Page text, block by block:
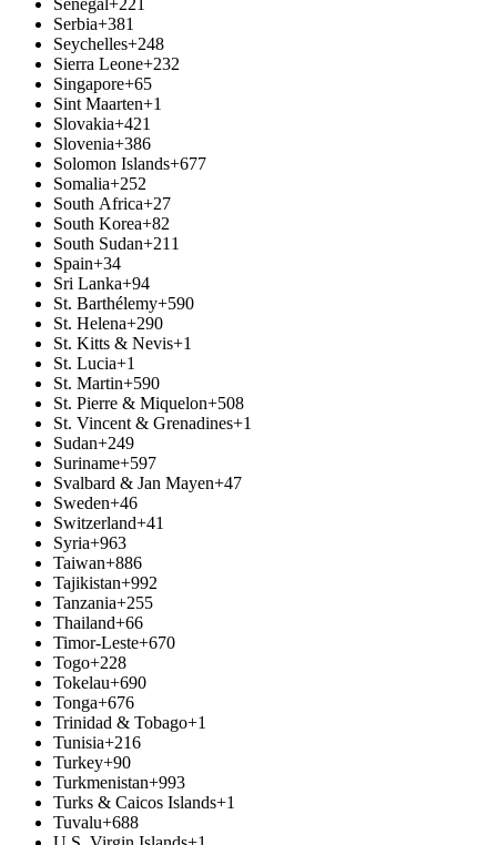
Serbia+381
Seychelles+248
Sierra Leone+232
Singapore+65
Sint Maarten+1
Slovakia+421
Slovenia+386
Solomon Islands+677
Somalia+252
South Africa+27
South Korea+82
South Sudan+211
Spain+34
Sri Lanka+94
St. Barthélemy+590
St. Helena+290
St. Kitts & Nevis+1
St. Lucia+1
St. Martin+590
St. Pierre & Miquelon+508
St. Vincent & Grenadines+1
Sudan+249
Suriname+597
Svalbard & Jan Mayen+47
Sweden+46
Switzerland+41
Syria+963
Taiwan+886
Tajikistan+992
Tanzania+255
Thailand+66
Timor-Leste+670
Togo+228
Tokelau+690
Tonga+676
Trinidad & Tobago+1
Tunisia+216
Turkey+90
Turkmenistan+993
Turks & Caicos Islands+1
Tuvalu+688